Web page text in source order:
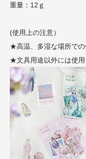
重量：12ｇ
(使用上の注意）
★高温、多湿な場所での
★文具用途以外には使用